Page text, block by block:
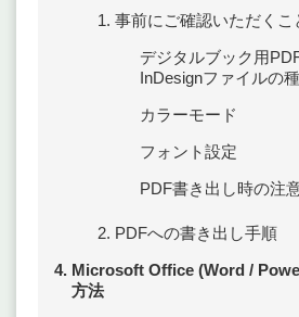
事前にご確認いただくこ
デジタルブック用
InDesignファイルの
カラーモード
フォント設定
PDF書き出し時の注
PDFへの書き出し手順
Microsoft Office (Word /
方法